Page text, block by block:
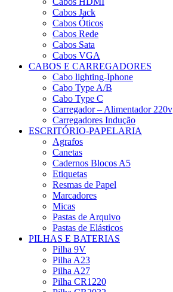
Cabos Jack
Cabos Óticos
Cabos Rede
Cabos Sata
Cabos VGA
CABOS E CARREGADORES
Cabo lighting-Iphone
Cabo Type A/B
Cabo Type C
Carregador – Alimentador 220v
Carregadores Indução
ESCRITÓRIO-PAPELARIA
Agrafos
Canetas
Cadernos Blocos A5
Etiquetas
Resmas de Papel
Marcadores
Micas
Pastas de Arquivo
Pastas de Elásticos
PILHAS E BATERIAS
Pilha 9V
Pilha A23
Pilha A27
Pilha CR1220